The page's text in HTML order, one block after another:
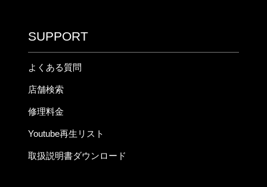
SUPPORT
よくある質問
店舗検索
修理料金
Youtube再生リスト
取扱説明書ダウンロード